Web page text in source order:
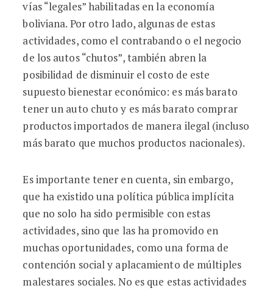
vías “legales” habilitadas en la economía
boliviana. Por otro lado, algunas de estas
actividades, como el contrabando o el negocio
de los autos “chutos”, también abren la
posibilidad de disminuir el costo de este
supuesto bienestar económico: es más barato
tener un auto chuto y es más barato comprar
productos importados de manera ilegal (incluso
más barato que muchos productos nacionales).
Es importante tener en cuenta, sin embargo,
que ha existido una política pública implícita
que no solo ha sido permisible con estas
actividades, sino que las ha promovido en
muchas oportunidades, como una forma de
contención social y aplacamiento de múltiples
malestares sociales. No es que estas actividades